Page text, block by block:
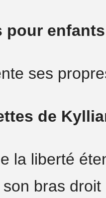
pour enfants
ses
de
la liberté
son bras droit